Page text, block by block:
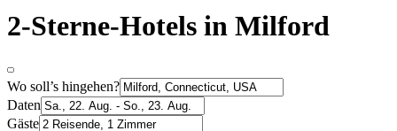
2-Sterne-Hotels in Milford
Wo soll’s hingehen?
Daten
Gäste